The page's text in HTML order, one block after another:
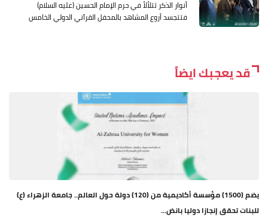
أنوار الذكر تتلألأ في حرم الإمام الحسين (عليه السلام)
فتتجسد أروع المشاهد بالمحفل القرآني الدولي الخامس
قد يعجبك ايضاً
يضم (1500) مؤسسة أكاديمية من (120) دولة حول العالم.. جامعة الزهراء (ع)
للبنات تحقق إنجازا دوليا بانض...